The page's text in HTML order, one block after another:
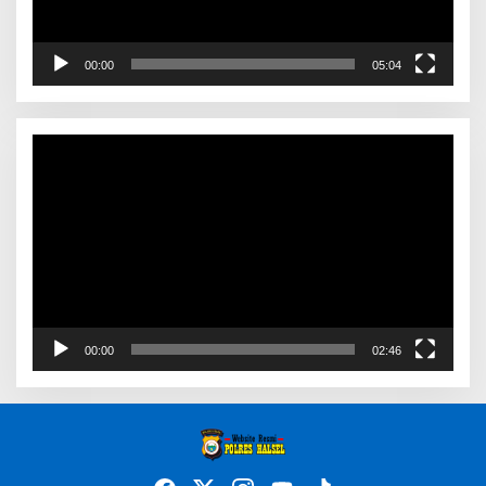
00:00 05:04
00:00 02:46